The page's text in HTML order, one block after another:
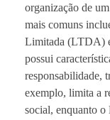
organização de
mais comuns
Limitada (LTDA)
possui
responsabilidade,
exemplo, limita a
social, enquanto o